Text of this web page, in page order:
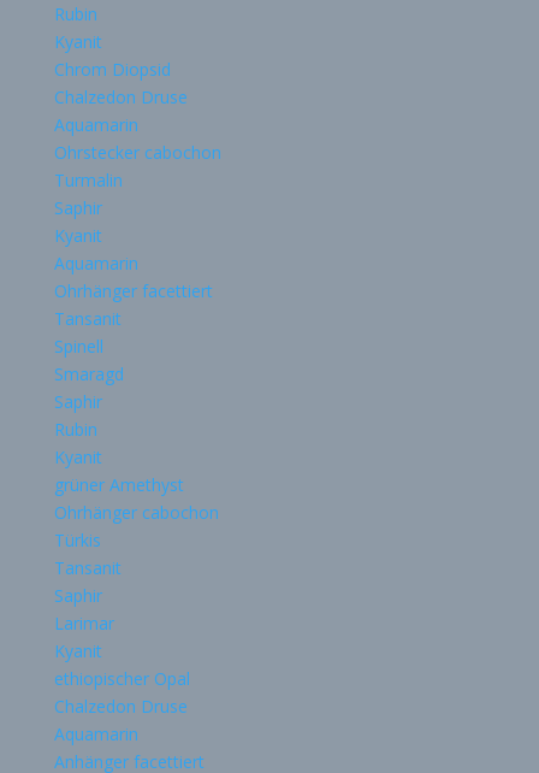
Rubin
Kyanit
Chrom Diopsid
Chalzedon Druse
Aquamarin
Ohrstecker cabochon
Turmalin
Saphir
Kyanit
Aquamarin
Ohrhänger facettiert
Tansanit
Spinell
Smaragd
Saphir
Rubin
Kyanit
grüner Amethyst
Ohrhänger cabochon
Türkis
Tansanit
Saphir
Larimar
Kyanit
ethiopischer Opal
Chalzedon Druse
Aquamarin
Anhänger facettiert